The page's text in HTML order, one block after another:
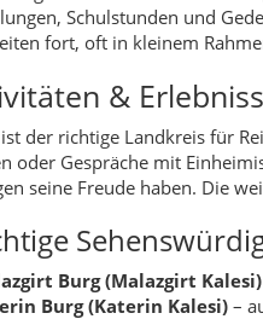
– Ruine einer
Zafer-Anlage & Sultan-
Reisetipps
nach Malazgirt erfolgt meist
fahren Dolmuş oder Taxis
und Lebensmittelgeschäfte
gibt es in der Kreisstadt,
Schuhwerk achten und im
– dafür umso eindrucksvoller.